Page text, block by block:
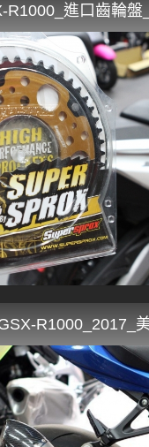
R1000_進口齒輪盤
R1000_2017_